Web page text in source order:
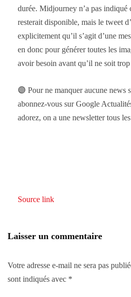
durée. Midjourney n’a pas indiqué
resterait disponible, mais le tweet
explicitement qu’il s’agit d’une
en donc pour générer toutes les
avoir besoin avant qu’il ne soit
🟣 Pour ne manquer aucune news
abonnez-vous sur Google
adorez, on a une newsletter tous
Source link
Laisser un commentaire
Votre adresse e-mail ne sera pas
sont indiqués avec *